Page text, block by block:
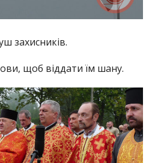
захисників.
щоб віддати їм шану.